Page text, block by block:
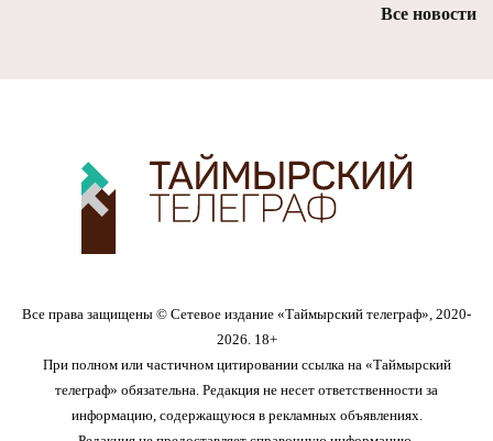
Все новости
Все права защищены © Сетевое издание «Таймырский телеграф», 2020-
2026. 18+
При полном или частичном цитировании ссылка на «Таймырский
телеграф» обязательна. Редакция не несет ответственности за
информацию, содержащуюся в рекламных объявлениях.